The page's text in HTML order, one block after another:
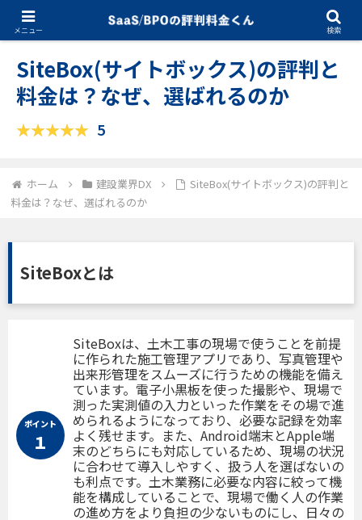
建設業界DX 11.28.2025
SiteBox(サイトボックス)の評判と
料金は？なぜ、選ばれるのか
5
ホーム 建設業界DX
SiteBox(サイトボックス)の評判と
料金は？なぜ、選ばれるのか
SiteBoxとは
ポイント
１
SiteBoxは、土木工事の現場で使うことを前提
に作られた施工管理アプリであり、写真管理や
出来形管理をスムーズに行うための機能を備え
ています。電子小黒板を使った撮影や、現場で
測った実測値の入力といった作業をその場で進
められるようになっており、必要な記録を効率
よく残せます。また、Android端末とApple端
末のどちらにも対応しているため、現場の状況
に合わせて導入しやすく、扱う人を選ばないの
も利点です。土木業務に必要な内容に絞って機
能を構成していることで、現場で働く人の作業
の進め方をより負担の少ないものにし、日々の
メニュー 検索